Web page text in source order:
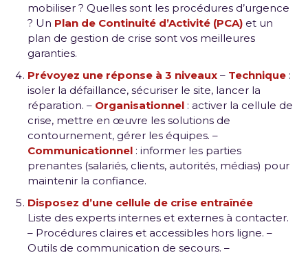
mobiliser ? Quelles sont les procédures d’urgence
? Un Plan de Continuité d’Activité (PCA) et un
plan de gestion de crise sont vos meilleures
garanties.
Prévoyez une réponse à 3 niveaux – Technique :
isoler la défaillance, sécuriser le site, lancer la
réparation. – Organisationnel : activer la cellule de
crise, mettre en œuvre les solutions de
contournement, gérer les équipes. –
Communicationnel : informer les parties
prenantes (salariés, clients, autorités, médias) pour
maintenir la confiance.
Disposez d’une cellule de crise entraînée
Liste des experts internes et externes à contacter.
– Procédures claires et accessibles hors ligne. –
Outils de communication de secours. –